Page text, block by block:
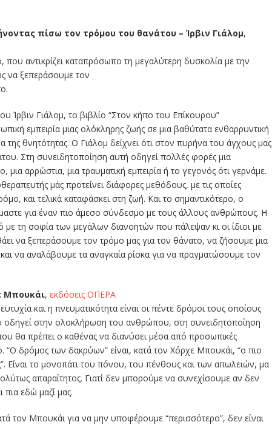
πίσω τον τρόμου του θανάτου – Ίρβιν Γιάλομ,
που αντικρίζει καταπρόσωπο τη μεγαλύτερη δυσκολία με την
να ξεπεράσουμε τον
Ίρβιν Γιάλομ, το βιβλίο “Στον κήπο του Επίκουρου”
εμπειρία μιας ολόκληρης ζωής σε μια βαθύτατα ενθαρρυντική
της θνητότητας. Ο Γιάλομ δείχνει ότι στον πυρήνα του άγχους μας
Στη συνειδητοποίηση αυτή οδηγεί πολλές φορές μια
μια αρρώστια, μια τραυματική εμπειρία ή το γεγονός ότι γερνάμε.
μάς προτείνει διάφορες μεθόδους, με τις οποίες
και τελικά καταφάσκει στη ζωή. Και το σημαντικότερο, ο
για έναν πιο άμεσο σύνδεσμο με τους άλλους ανθρώπους. Η
τη σοφία των μεγάλων διανοητών που πάλεψαν κι οι ίδιοι με
να ξεπεράσουμε τον τρόμο μας για τον θάνατο, να ζήσουμε μια
να αναλάβουμε τα αναγκαία ρίσκα για να πραγματώσουμε τον
Μπουκάι, εκδόσεις ΟΠΕΡΑ
και η πνευματικότητα είναι οι πέντε δρόμοι τους οποίους
οδηγεί στην ολοκλήρωση του ανθρώπου, στη συνειδητοποίηση
θα πρέπει ο καθένας να διανύσει μέσα από προσωπικές
“Ο δρόμος των δακρύων” είναι, κατά τον Χόρχε Μπουκάι, “ο πιο
Είναι το μονοπάτι του πόνου, του πένθους και των απωλειών, μα
απαραίτητος. Γιατί δεν μπορούμε να συνεχίσουμε αν δεν
εδώ μαζί μας.
τον Μπουκάι για να μην υποφέρουμε “περισσότερο”, δεν είναι